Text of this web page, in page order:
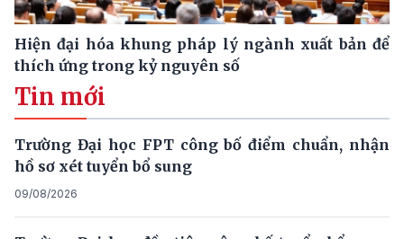
Hiện đại hóa khung pháp lý ngành xuất bản để
thích ứng trong kỷ nguyên số
Tin mới
Trường Đại học FPT công bố điểm chuẩn, nhận
hồ sơ xét tuyển bổ sung
09/08/2026